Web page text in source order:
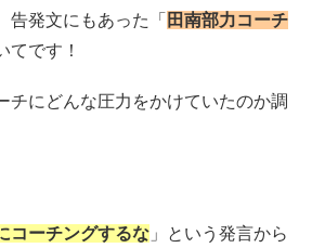
告発文にもあった「 田南部力コーチ
てです！
チにどんな圧力をかけていたのか調
コーチングするな 」という発言から